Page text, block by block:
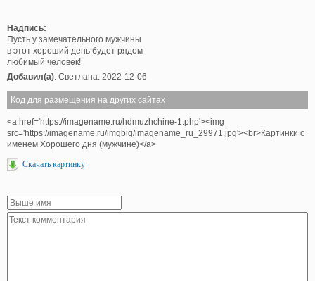
Надпись:
Пусть у замечательного мужчины
в этот хороший день будет рядом
любимый человек!
Добавил(а): Светлана. 2022-12-06
Код для размещения на других сайтах
<a href='https://imagename.ru/hdmuzhchine-1.php'><img
src='https://imagename.ru/imgbig/imagename_ru_29971.jpg'><br>Картинки с
именем Хорошего дня (мужчине)</a>
Скачать картинку